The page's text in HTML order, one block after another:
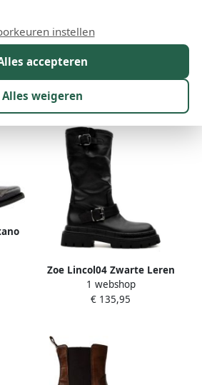
Kleur Prijs
Zoe Lincol04 Zwarte Leren
Laarzen Black Dames
1 webshop
€ 135,95
accepteren
Alles weigeren
instellen